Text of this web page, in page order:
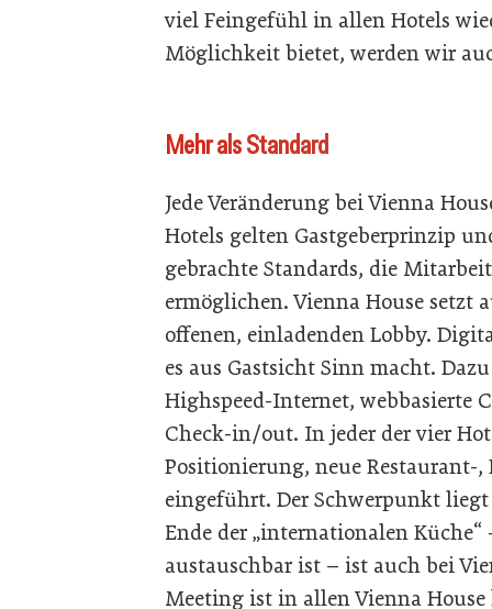
viel Feingefühl in allen Hotels
Möglichkeit bietet, werden wir
Mehr als Standard
Jede Veränderung bei Vienna
Hotels gelten Gastgeberprinzip
gebrachte Standards, die
ermöglichen. Vienna House
offenen, einladenden Lobby.
es aus Gastsicht Sinn macht.
Highspeed-Internet, webbasierte
Check-in/out. In jeder der vier
Positionierung, neue Restaurant-
eingeführt. Der Schwerpunkt
Ende der „internationalen
austauschbar ist – ist auch bei
Meeting ist in allen Vienna